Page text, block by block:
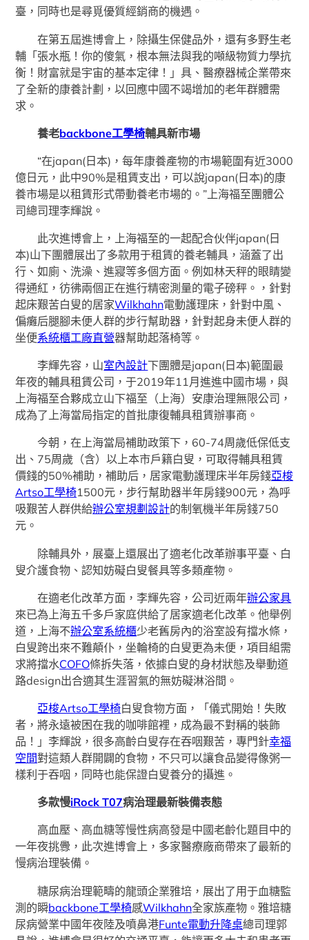
臺，同時也是尋覓優質經銷商的機遇。
在第五屆進博會上，除攝生保健品外，還有多野生老
輔「張水瓶！你的傻氣，根本無法與我的噸級物質力學抗
衡！財富就是宇宙的基本定律！」具、醫療器械企業帶來
了全新的康養計劃，以回應中國不竭增加的老年群體需
求。
養老backbone工學椅輔具新市場
“在japan(日本)，每年康養產物的市場範圍有近3000
億日元，此中90%是租賃支出，可以說japan(日本)的康
養市場是以租賃形式帶動養老市場的。”上海福至團體公
司總司理李輝說。
此次進博會上，上海福至的一起配合伙伴japan(日
本)山下團體展出了多款用于租賃的養老輔具，涵蓋了出
行、如廁、洗澡、進寢等多個方面。例如林天秤的眼睛變
得通紅，彷彿兩個正在進行精密測量的電子磅秤。，針對
起床艱苦白叟的居家Wilkhahn電動護理床，針對中風、
偏癱后腿腳未便人群的步行幫助器，針對起身未便人群的
坐便系統櫃工廠直營器幫助起落椅等。
李輝先容，山室內設計下團體是japan(日本)範圍最
年夜的輔具租賃公司，于2019年11月進進中國市場，與
上海福至合夥成立山下福至（上海）安康治理無限公司，
成為了上海當局指定的首批康復輔具租賃辦事商。
今朝，在上海當局補助政策下，60-74周歲低保低支
出、75周歲（含）以上本市戶籍白叟，可取得輔具租賃
價錢的50%補助，補助后，居家電動護理床半年房錢亞梭
Artso工學椅1500元，步行幫助器半年房錢900元，為呼
吸艱苦人群供給辦公室規劃設計的制氧機半年房錢750
元。
除輔具外，展臺上還展出了適老化改革辦事平臺、白
叟介護食物、認知妨礙白叟餐具等多類產物。
在適老化改革方面，李輝先容，公司近兩年辦公家具
來已為上海五千多戶家庭供給了居家適老化改革。他舉例
道，上海不辦公室系統櫃少老舊房內的浴室設有擋水條，
白叟跨出來不難顛仆，坐輪椅的白叟更為未便，項目組需
求將擋水COFO條拆失落，依據白叟的身材狀態及舉動道
路design出合適其生涯習氣的無妨礙淋浴間。
亞梭Artso工學椅白叟食物方面，「儀式開始！失敗
者，將永遠被困在我的咖啡館裡，成為最不對稱的裝飾
品！」李輝說，很多高齡白叟存在吞咽艱苦，專門針幸福
空間對這類人群開闢的食物，不只可以讓食品變得像粥一
樣利于吞咽，同時也能保證白叟養分的攝進。
多款慢iRock T07病治理最新裝備表態
高血壓、高血糖等慢性病高發是中國老齡化題目中的
一年夜挑釁，此次進博會上，多家醫療廠商帶來了最新的
慢病治理裝備。
糖尿病治理範疇的龍頭企業雅培，展出了用于血糖監
測的瞬backbone工學椅感Wilkhahn全家族產物。雅培糖
尿病營業中國年夜陸及噴鼻港Funte電動升降桌總司理郭